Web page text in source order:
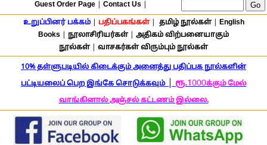
Guest Order Page| Contact Us
உறுப்பினர் பக்கம்| பதிப்பகங்கள்| தமிழ் நூல்கள்| English
Books
நூலாசிரியர்கள்| அதிகம் விற்பனையாகும்
நூல்கள்| வாசகர்கள் விரும்பும் நூல்கள்
10% தள்ளுபடியில் கிடைக்கும் அனைத்து பதிப்பக நூல்களின்
பட்டியலைப் பெற இங்கே சொடுக்கவும்|ரூ.1000க்கும் மேல்
வாங்கினால் அஞ்சல் கட்டணம் இல்லை.